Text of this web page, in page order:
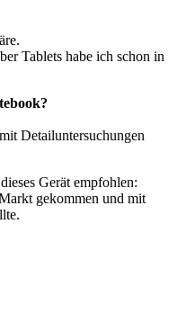
Tablets habe ich schon in
Detailuntersuchungen
Gerät empfohlen:
gekommen und mit